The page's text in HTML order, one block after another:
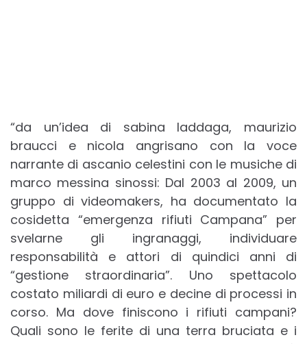
“da un’idea di sabina laddaga, maurizio
braucci e nicola angrisano con la voce
narrante di ascanio celestini con le musiche di
marco messina sinossi: Dal 2003 al 2009, un
gruppo di videomakers, ha documentato la
cosidetta “emergenza rifiuti Campana” per
svelarne gli ingranaggi, individuare
responsabilità e attori di quindici anni di
“gestione straordinaria”. Uno spettacolo
costato miliardi di euro e decine di processi in
corso. Ma dove finiscono i rifiuti campani?
Quali sono le ferite di una terra bruciata e i